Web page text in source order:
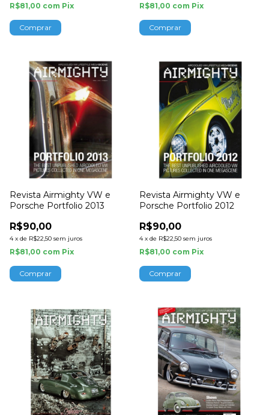
R$81,00 com Pix R$81,00 com Pix
Revista Airmighty VW e
Porsche Portfolio 2013
R$90,00
4 x de R$22,50 sem juros
R$81,00 com Pix
Revista Airmighty VW e
Porsche Portfolio 2012
R$90,00
4 x de R$22,50 sem juros
R$81,00 com Pix